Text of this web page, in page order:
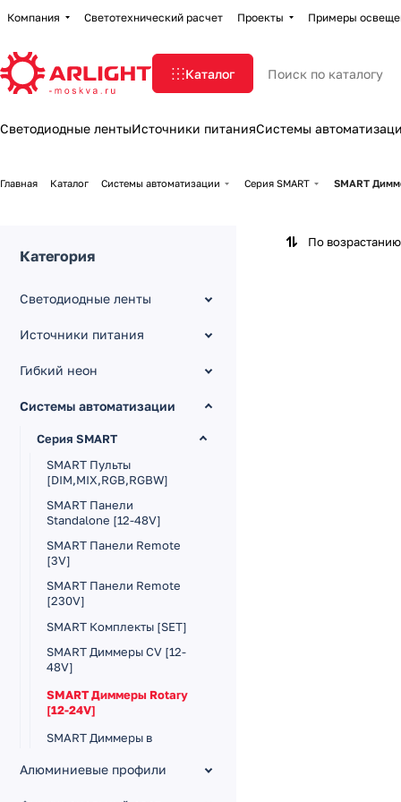
Компания Светотехнический расчет Проекты Примеры
Каталог
Светодиодные лентыИсточники питанияСистемы
Главная Каталог Системы автоматизации Серия SMART SMART
По
Категория
Светодиодные ленты
Источники питания
Гибкий неон
Системы автоматизации
Серия SMART
SMART Пульты
[DIM,MIX,RGB,RGBW]
SMART Панели
Standalone [12-48V]
SMART Панели Remote
[3V]
SMART Панели Remote
[230V]
SMART Комплекты [SET]
SMART Диммеры CV [12-
48V]
SMART Диммеры Rotary
[12-24V]
SMART Диммеры в
SMART Контроллеры CV
Алюминиевые профили